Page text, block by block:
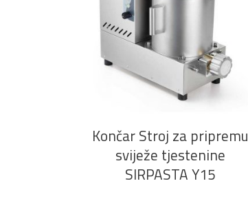
PROČITAJ VIŠE
Končar Stroj za pripremu
sviježe tjestenine
SIRPASTA Y15